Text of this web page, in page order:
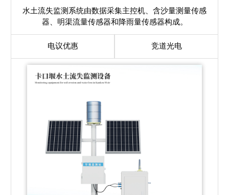
水土流失监测系统由数据采集主控机、含沙量测量传感
器、明渠流量传感器和降雨量传感器构成。
电议优惠 竞道光电